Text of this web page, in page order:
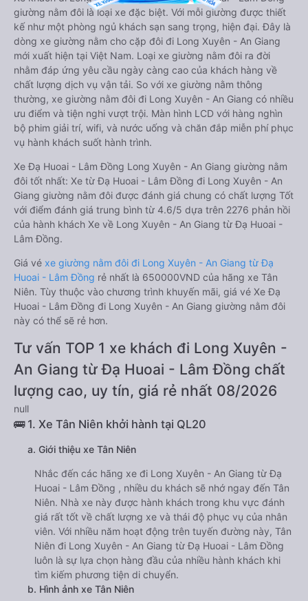
giường nằm đôi là loại xe đặc biệt. Với mỗi giường được thiết
kế như một phòng ngủ khách sạn sang trọng, hiện đại. Đây là
dòng xe giường nằm cho cặp đôi đi Long Xuyên - An Giang
mới xuất hiện tại Việt Nam. Loại xe giường nằm đôi ra đời
nhằm đáp ứng yêu cầu ngày càng cao của khách hàng về
chất lượng dịch vụ vận tải. So với xe giường nằm thông
thường, xe giường nằm đôi đi Long Xuyên - An Giang có nhiều
ưu điểm và tiện nghi vượt trội. Màn hình LCD với hàng nghìn
bộ phim giải trí, wifi, và nước uống và chăn đắp miễn phí phục
vụ hành khách suốt hành trình.
Xe Đạ Huoai - Lâm Đồng Long Xuyên - An Giang giường nằm
đôi tốt nhất: Xe từ Đạ Huoai - Lâm Đồng đi Long Xuyên - An
Giang giường nằm đôi được đánh giá chung có chất lượng Tốt
với điểm đánh giá trung bình từ 4.6/5 dựa trên 2276 phản hồi
của hành khách Xe về Long Xuyên - An Giang từ Đạ Huoai -
Lâm Đồng.
Giá vé xe giường nằm đôi đi Long Xuyên - An Giang từ Đạ
Huoai - Lâm Đồng rẻ nhất là 650000VND của hãng xe Tân
Niên. Tùy thuộc vào chương trình khuyến mãi, giá vé Xe Đạ
Huoai - Lâm Đồng đi Long Xuyên - An Giang giường nằm đôi
này có thể sẽ rẻ hơn.
Tư vấn TOP 1 xe khách đi Long Xuyên -
An Giang từ Đạ Huoai - Lâm Đồng chất
lượng cao, uy tín, giá rẻ nhất 08/2026
null
🚌 1. Xe Tân Niên khởi hành tại QL20
a. Giới thiệu xe Tân Niên
Nhắc đến các hãng xe đi Long Xuyên - An Giang từ Đạ
Huoai - Lâm Đồng , nhiều du khách sẽ nhớ ngay đến Tân
Niên. Nhà xe này được hành khách trong khu vực đánh
giá rất tốt về chất lượng xe và thái độ phục vụ của nhân
viên. Với nhiều năm hoạt động trên tuyến đường này, Tân
Niên đi Long Xuyên - An Giang từ Đạ Huoai - Lâm Đồng
luôn là sự lựa chọn hàng đầu của nhiều hành khách khi
tìm kiếm phương tiện di chuyển.
b. Hình ảnh xe Tân Niên